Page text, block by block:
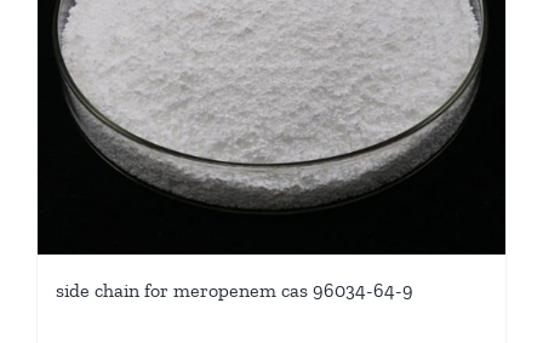
side chain for meropenem cas 96034-64-9